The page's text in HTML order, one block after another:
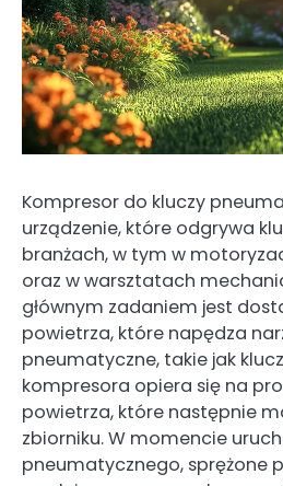
Kompresor do kluczy
urządzenie, które odgrywa
branżach, w tym w
oraz w warsztatach
głównym zadaniem jest
powietrza, które napędza
pneumatyczne, takie jak
kompresora opiera się na
powietrza, które następnie
zbiorniku. W momencie
pneumatycznego, sprężone